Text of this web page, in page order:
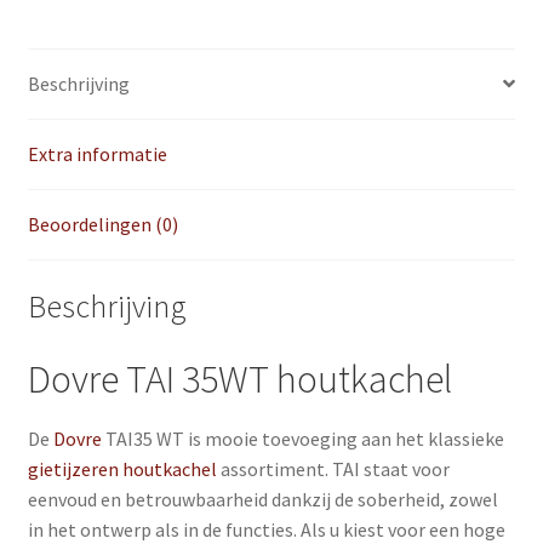
Beschrijving
Extra informatie
Beoordelingen (0)
Beschrijving
Dovre TAI 35WT houtkachel
De Dovre TAI35 WT is mooie toevoeging aan het klassieke
gietijzeren houtkachel assortiment. TAI staat voor
eenvoud en betrouwbaarheid dankzij de soberheid, zowel
in het ontwerp als in de functies. Als u kiest voor een hoge